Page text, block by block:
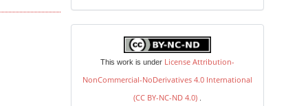
license
This work is under License Attribution-
NonCommercial-NoDerivatives 4.0 International
(CC BY-NC-ND 4.0)